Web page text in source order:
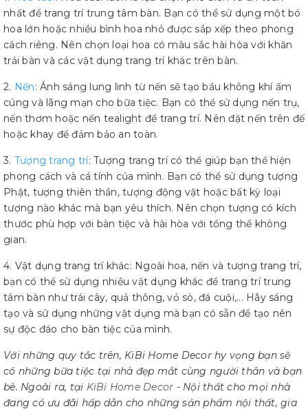
nhất để trang trí trung tâm bàn. Bạn có thể sử dụng một bó
hoa lớn hoặc nhiều bình hoa nhỏ được sắp xếp theo phong
cách riêng. Nên chọn loại hoa có màu sắc hài hòa với khăn
trải bàn và các vật dụng trang trí khác trên bàn.
2. Nến: Ánh sáng lung linh từ nến sẽ tạo bầu không khí ấm
cúng và lãng mạn cho bữa tiệc. Bạn có thể sử dụng nến trụ,
nến thơm hoặc nến tealight để trang trí. Nên đặt nến trên đế
hoặc khay để đảm bảo an toàn.
3. Tượng trang trí: Tượng trang trí có thể giúp bạn thể hiện
phong cách và cá tính của mình. Bạn có thể sử dụng tượng
Phật, tượng thiên thần, tượng động vật hoặc bất kỳ loại
tượng nào khác mà bạn yêu thích. Nên chọn tượng có kích
thước phù hợp với bàn tiệc và hài hòa với tổng thể không
gian.
4. Vật dụng trang trí khác: Ngoài hoa, nến và tượng trang trí,
bạn có thể sử dụng nhiều vật dụng khác để trang trí trung
tâm bàn như trái cây, quả thông, vỏ sò, đá cuội,... Hãy sáng
tạo và sử dụng những vật dụng mà bạn có sẵn để tạo nên
sự độc đáo cho bàn tiệc của mình.
Với những quy tắc trên, KiBi Home Decor hy vọng bạn sẽ
có những bữa tiệc tại nhà đẹp mắt cùng người thân và bạn
bè. Ngoài ra, tại KiBi Home Decor - Nội thất cho mọi nhà
đang có ưu đãi hấp dẫn cho những sản phẩm nội thất, gia